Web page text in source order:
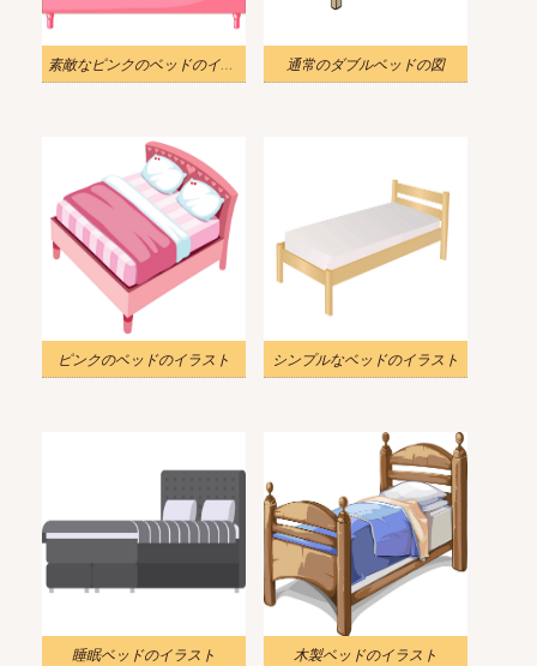
素敵なピンクのベッドのイラスト 通常のダブルベッドの図
ピンクのベッドのイラスト シンプルなベッドのイラスト
睡眠ベッドのイラスト 木製ベッドのイラスト